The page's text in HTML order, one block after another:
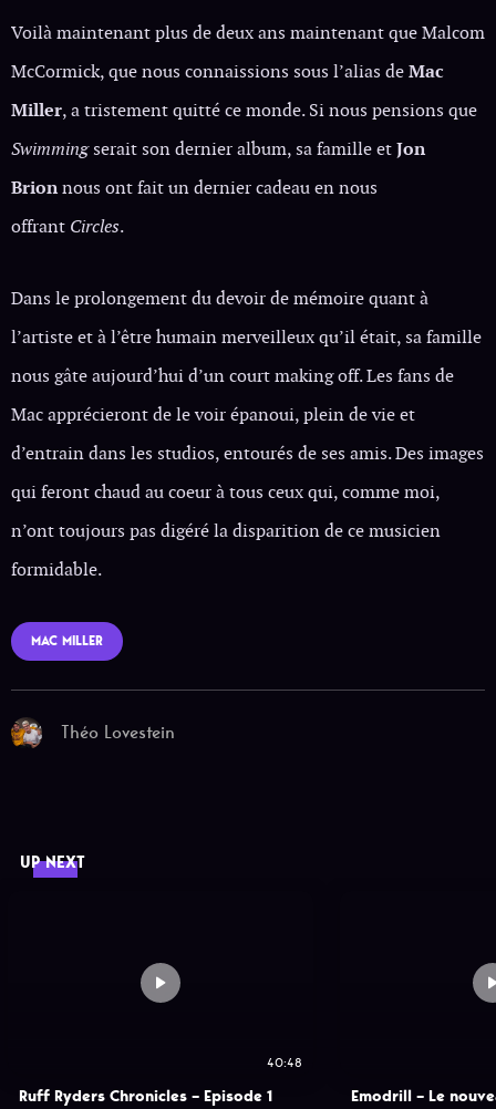
Voilà maintenant plus de deux ans maintenant que Malcom
McCormick, que nous connaissions sous l’alias deMac
Miller, a tristement quitté ce monde. Si nous pensions que
Swimmingserait son dernier album, sa famille etJon
Brionnous ont fait un dernier cadeau en nous
offrant Circles.
Dans le prolongement du devoir de mémoire quant à
l’artiste et à l’être humain merveilleux qu’il était, sa famille
nous gâte aujourd’hui d’un court making off. Les fans de
Mac apprécieront de le voir épanoui, plein de vie et
d’entrain dans les studios, entourés de ses amis. Des images
qui feront chaud au coeur à tous ceux qui, comme moi,
n’ont toujours pas digéré la disparition de ce musicien
formidable.
MAC MILLER
Théo Lovestein
UP NEXT
40:48
Ruff Ryders Chronicles – Episode 1 Emodrill – Le